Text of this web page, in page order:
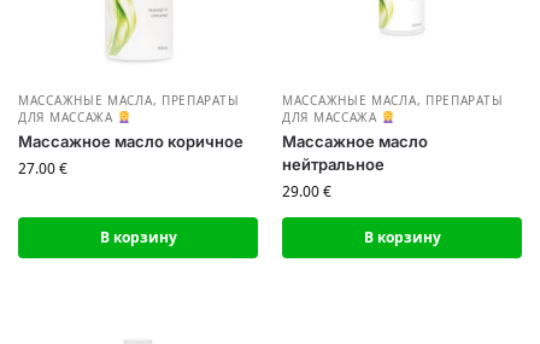
МАССАЖНЫЕ МАСЛА, ПРЕПАРАТЫ
ДЛЯ МАССАЖА
Массажное масло коричное
27.00€
В корзину
МАССАЖНЫЕ МАСЛА, ПРЕПАРАТЫ
ДЛЯ МАССАЖА
Массажное масло
нейтральное
29.00€
В корзину